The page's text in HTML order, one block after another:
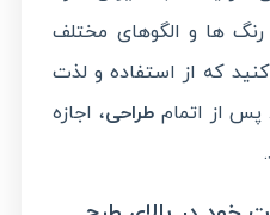
رنگ ها و الگوهای مختلف
که از استفاده و لذت
پس از اتمام طراحی، اجازه